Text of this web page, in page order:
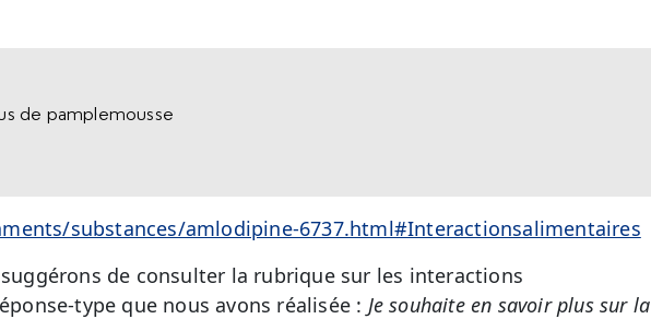
de pamplemousse
substances/amlodipine-6737.html#Interactionsalimentaires
de consulter la rubrique sur les interactions
type que nous avons réalisée : Je souhaite en savoir plus sur la